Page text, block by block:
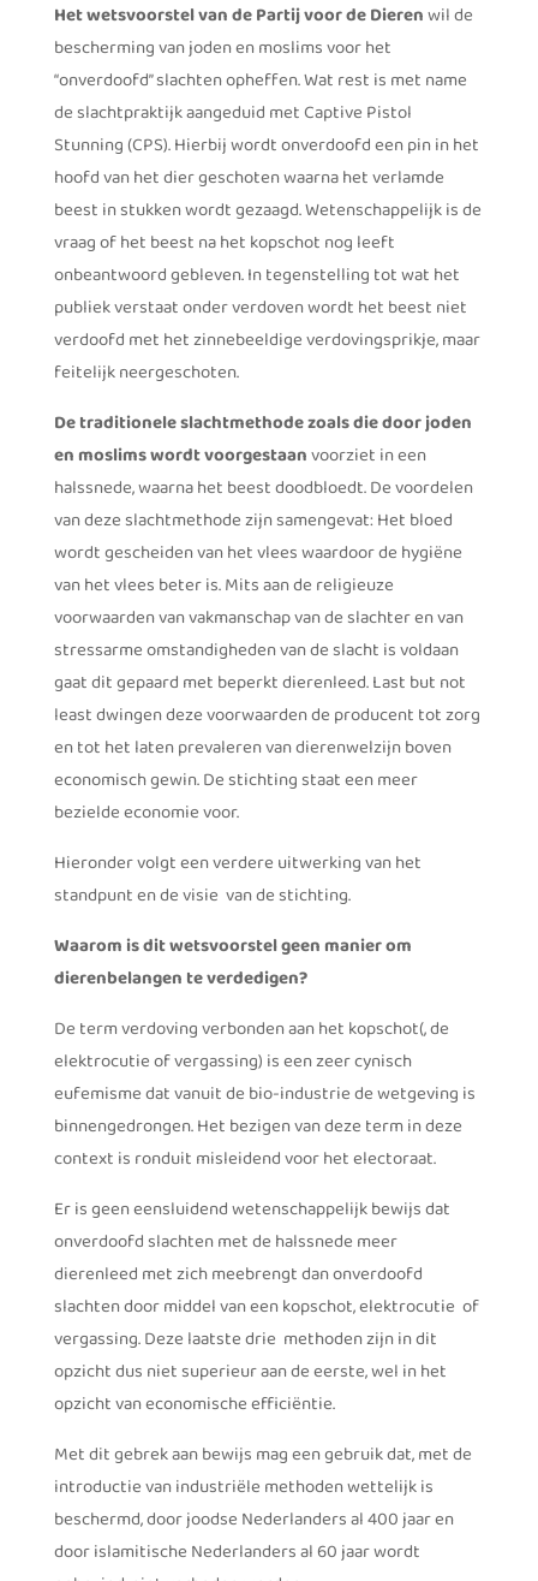
Het wetsvoorstel van de Partij voor de Dierenwil de
bescherming van joden en moslims voor het
“onverdoofd” slachten opheffen. Wat rest is met name
de slachtpraktijk aangeduid met Captive Pistol
Stunning (CPS). Hierbij wordt onverdoofd een pin in het
hoofd van het dier geschoten waarna het verlamde
beest in stukken wordt gezaagd. Wetenschappelijk is de
vraag of het beest na het kopschot nog leeft
onbeantwoord gebleven. In tegenstelling tot wat het
publiek verstaat onder verdoven wordt het beest niet
verdoofd met het zinnebeeldige verdovingsprikje, maar
feitelijk neergeschoten.
De traditionele slachtmethode zoals die door joden
en moslims wordt voorgestaanvoorziet in een
halssnede, waarna het beest doodbloedt. De voordelen
van deze slachtmethode zijn samengevat: Het bloed
wordt gescheiden van het vlees waardoor de hygiëne
van het vlees beter is. Mits aan de religieuze
voorwaarden van vakmanschap van de slachter en van
stressarme omstandigheden van de slacht is voldaan
gaat dit gepaard met beperkt dierenleed. Last but not
least dwingen deze voorwaarden de producent tot zorg
en tot het laten prevaleren van dierenwelzijn boven
economisch gewin. De stichting staat een meer
bezielde economie voor.
Hieronder volgt een verdere uitwerking van het
standpunt en de visie van de stichting.
Waarom is dit wetsvoorstel geen manier om
dierenbelangen te verdedigen?
De term verdoving verbonden aan het kopschot(, de
elektrocutie of vergassing) is een zeer cynisch
eufemisme dat vanuit de bio-industrie de wetgeving is
binnengedrongen. Het bezigen van deze term in deze
context is ronduit misleidend voor het electoraat.
Er is geen eensluidend wetenschappelijk bewijs dat
onverdoofd slachten met de halssnede meer
dierenleed met zich meebrengt dan onverdoofd
slachten door middel van een kopschot, elektrocutie of
vergassing. Deze laatste drie methoden zijn in dit
opzicht dus niet superieur aan de eerste, wel in het
opzicht van economische efficiëntie.
Met dit gebrek aan bewijs mag een gebruik dat, met de
introductie van industriële methoden wettelijk is
beschermd, door joodse Nederlanders al 400 jaar en
door islamitische Nederlanders al 60 jaar wordt